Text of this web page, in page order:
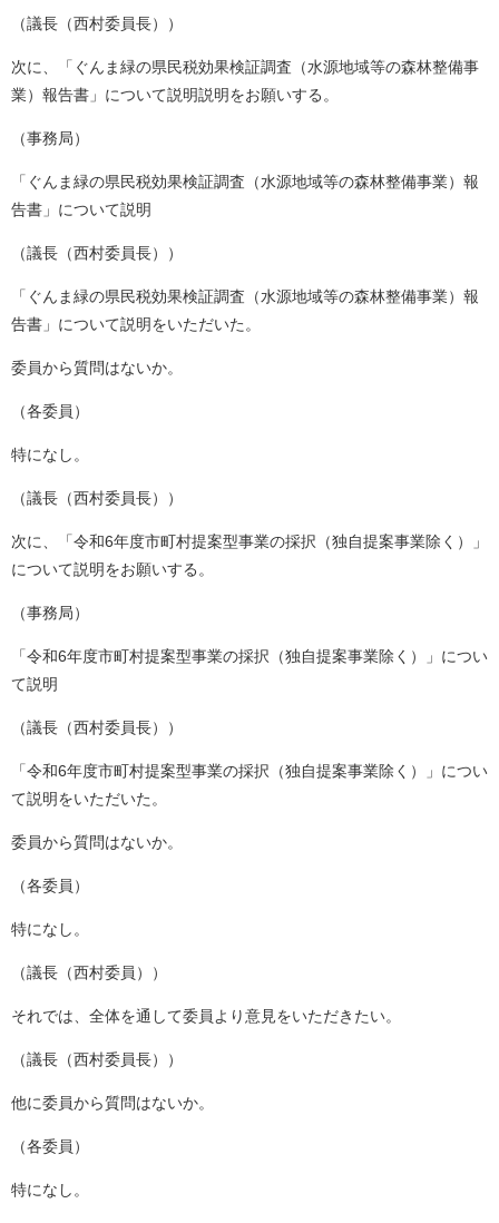
（議長（西村委員長））
次に、「ぐんま緑の県民税効果検証調査（水源地域等の森林整備事
業）報告書」について説明説明をお願いする。
（事務局）
「ぐんま緑の県民税効果検証調査（水源地域等の森林整備事業）報
告書」について説明
（議長（西村委員長））
「ぐんま緑の県民税効果検証調査（水源地域等の森林整備事業）報
告書」について説明をいただいた。
委員から質問はないか。
（各委員）
特になし。
（議長（西村委員長））
次に、「令和6年度市町村提案型事業の採択（独自提案事業除く）」
について説明をお願いする。
（事務局）
「令和6年度市町村提案型事業の採択（独自提案事業除く）」につい
て説明
（議長（西村委員長））
「令和6年度市町村提案型事業の採択（独自提案事業除く）」につい
て説明をいただいた。
委員から質問はないか。
（各委員）
特になし。
（議長（西村委員））
それでは、全体を通して委員より意見をいただきたい。
（議長（西村委員長））
他に委員から質問はないか。
（各委員）
特になし。